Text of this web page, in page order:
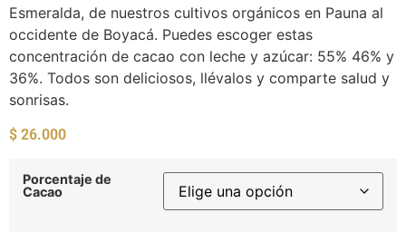
Esmeralda, de nuestros cultivos orgánicos en Pauna al
occidente de Boyacá. Puedes escoger estas
concentración de cacao con leche y azúcar: 55% 46% y
36%. Todos son deliciosos, llévalos y comparte salud y
sonrisas.
$ 26.000
Porcentaje de
Cacao